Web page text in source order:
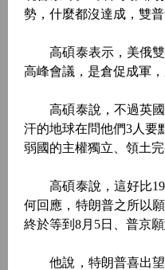
勢，什麼都沒達成，雙
高碩泰表示，美俄雙
高峰會議，是倉促成軍
高碩泰說，不過英國
汗的地球在問他們3人要
弱國的主權獨立、領土
高碩泰說，這好比
何回應，特朗普之所以
終於等到8月5日、普京願
他說，特朗普喜出望